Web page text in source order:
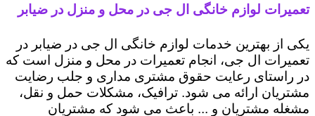
تعمیرات لوازم خانگی ال جی در محل و منزل در ضیابر
یکی از بهترین خدمات لوازم خانگی ال جی در ضیابر در
تعمیرات ال جی، انجام تعمیرات در محل و منزل است که
در راستای رعایت حقوق مشتری مداری و جلب رضایت
مشتریان ارائه می شود. ترافیک، مشکلات حمل و نقل،
مشغله مشتریان و ... باعث می شود که مشتریان